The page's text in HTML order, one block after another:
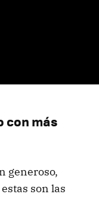
con más
generoso,
son las